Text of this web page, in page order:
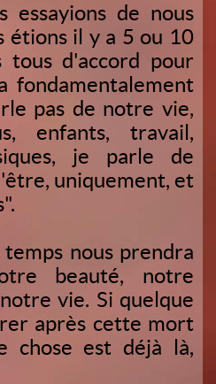
essayions de nous
étions il y a 5 ou 10
tous d'accord pour
fondamentalement
pas de notre vie,
enfants, travail,
je parle de
uniquement, et
nous prendra
beauté, notre
vie. Si quelque
après cette mort
chose est déjà là,